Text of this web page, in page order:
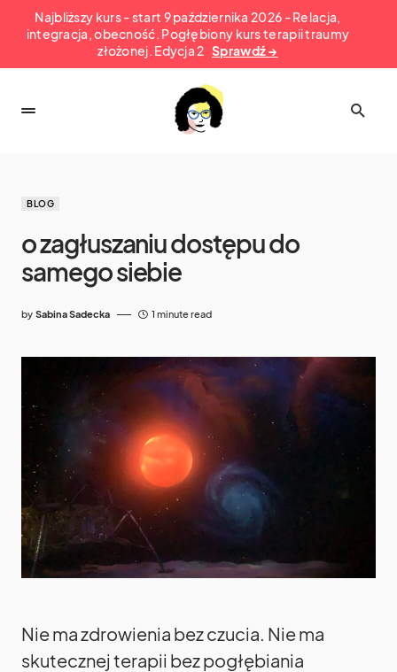
Najbliższy kurs - start 9 października 2026 - Relacja,
integracja, obecność. Pogłębiony kurs terapii traumy
złożonej. Edycja 2 Sprawdź →
BLOG
o zagłuszaniu dostępu do
samego siebie
by Sabina Sadecka 1 minute read
Nie ma zdrowienia bez czucia. Nie ma
skutecznej terapii bez pogłębiania